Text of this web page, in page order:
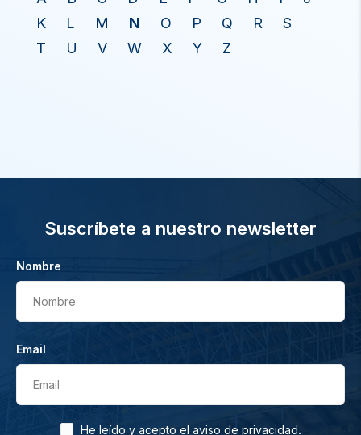
K
L M N O P Q R
S
T
U V W X Y Z
Suscríbete a nuestro newsletter
Nombre
Nombre
Email
Email
He leído y acepto el aviso de privacidad.